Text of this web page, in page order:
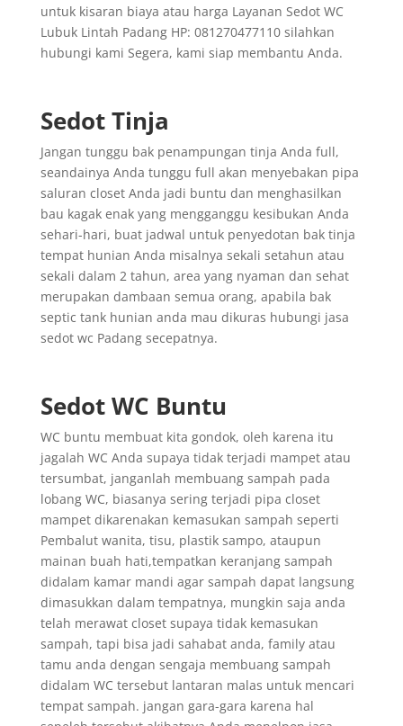
untuk kisaran biaya atau harga Layanan Sedot WC
Lubuk Lintah Padang HP: 081270477110 silahkan
hubungi kami Segera, kami siap membantu Anda.
Sedot Tinja
Jangan tunggu bak penampungan tinja Anda full,
seandainya Anda tunggu full akan menyebakan pipa
saluran closet Anda jadi buntu dan menghasilkan
bau kagak enak yang mengganggu kesibukan Anda
sehari-hari, buat jadwal untuk penyedotan bak tinja
tempat hunian Anda misalnya sekali setahun atau
sekali dalam 2 tahun, area yang nyaman dan sehat
merupakan dambaan semua orang, apabila bak
septic tank hunian anda mau dikuras hubungi jasa
sedot wc Padang secepatnya.
Sedot WC Buntu
WC buntu membuat kita gondok, oleh karena itu
jagalah WC Anda supaya tidak terjadi mampet atau
tersumbat, janganlah membuang sampah pada
lobang WC, biasanya sering terjadi pipa closet
mampet dikarenakan kemasukan sampah seperti
Pembalut wanita, tisu, plastik sampo, ataupun
mainan buah hati,tempatkan keranjang sampah
didalam kamar mandi agar sampah dapat langsung
dimasukkan dalam tempatnya, mungkin saja anda
telah merawat closet supaya tidak kemasukan
sampah, tapi bisa jadi sahabat anda, family atau
tamu anda dengan sengaja membuang sampah
didalam WC tersebut lantaran malas untuk mencari
tempat sampah. jangan gara-gara karena hal